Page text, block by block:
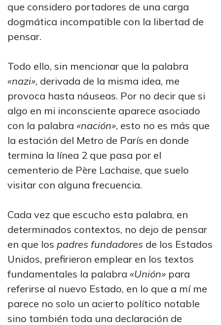
que considero portadores de una carga
dogmática incompatible con la libertad de
pensar.
Todo ello, sin mencionar que la palabra
«nazi», derivada de la misma idea, me
provoca hasta náuseas. Por no decir que si
algo en mi inconsciente aparece asociado
con la palabra «nación», esto no es más que
la estación del Metro de París en donde
termina la línea 2 que pasa por el
cementerio de Père Lachaise, que suelo
visitar con alguna frecuencia.
Cada vez que escucho esta palabra, en
determinados contextos, no dejo de pensar
en que los padres fundadores de los Estados
Unidos, prefirieron emplear en los textos
fundamentales la palabra «Unión» para
referirse al nuevo Estado, en lo que a mí me
parece no solo un acierto político notable
sino también toda una declaración de